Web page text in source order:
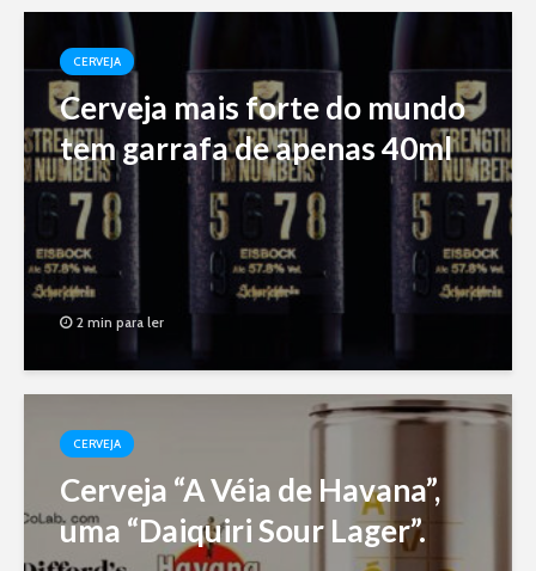
CERVEJA
Cerveja mais forte do mundo
tem garrafa de apenas 40ml
2 min para ler
CERVEJA
Cerveja “A Véia de Havana”,
uma “Daiquiri Sour Lager”.